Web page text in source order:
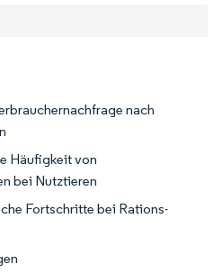
nach
Häufigkeit von
bei Nutztieren
Fortschritte bei Rations-